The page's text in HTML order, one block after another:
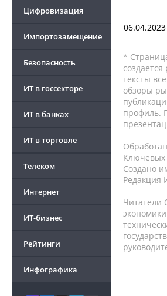
Цифровизация
Импортозамещение
Безопасность
ИТ в госсекторе
ИТ в банках
ИТ в торговле
Телеком
Интернет
ИТ-бизнес
Рейтинги
Инфографика
06.04.2023
*
тексты
обзоры
профиль.
Ключевых
Создано
Редакция
Читатели